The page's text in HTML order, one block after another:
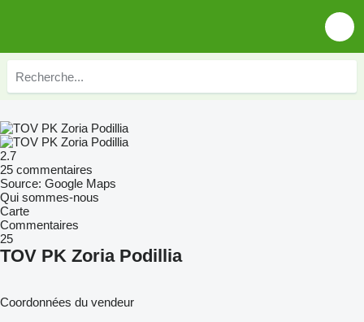
2.7
25 commentaires
Source: Google Maps
Qui sommes-nous
Carte
Commentaires
25
TOV PK Zoria Podillia
Coordonnées du vendeur